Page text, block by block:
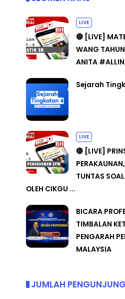
LIVE
🔴 [LIVE]
WANG
ANITA
Sejarah
LIVE
🔴 [LIVE]
TUNTAS
OLEH CIKGU ...
BICARA
TIMBALAN
PENGARAH
MALAYSIA
JUMLAH PENGUNJUNG